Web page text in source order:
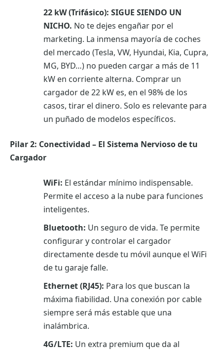
22 kW (Trifásico): SIGUE SIENDO UN
NICHO. No te dejes engañar por el
marketing. La inmensa mayoría de coches
del mercado (Tesla, VW, Hyundai, Kia, Cupra,
MG, BYD…) no pueden cargar a más de 11
kW en corriente alterna. Comprar un
cargador de 22 kW es, en el 98% de los
casos, tirar el dinero. Solo es relevante para
un puñado de modelos específicos.
Pilar 2: Conectividad – El Sistema Nervioso de tu
Cargador
WiFi: El estándar mínimo indispensable.
Permite el acceso a la nube para funciones
inteligentes.
Bluetooth: Un seguro de vida. Te permite
configurar y controlar el cargador
directamente desde tu móvil aunque el WiFi
de tu garaje falle.
Ethernet (RJ45): Para los que buscan la
máxima fiabilidad. Una conexión por cable
siempre será más estable que una
inalámbrica.
4G/LTE: Un extra premium que da al